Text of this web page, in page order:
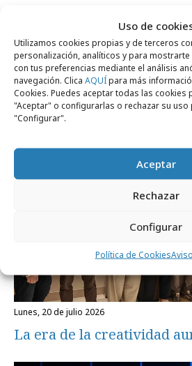
Uso de
Utilizamos cookies propias y de terceros
personalización, analíticos y para
con tus preferencias mediante el análisis
navegación. Clica AQUÍpara más
Cookies. Puedes aceptar todas las cookies
"Aceptar" o configurarlas o rechazar su
"Configurar".
Aceptar
Rechazar
Configurar
Política de Cookies
Noticias
lunes, 20 de julio 2026
La era de la creatividad